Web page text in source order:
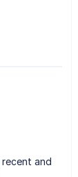
and